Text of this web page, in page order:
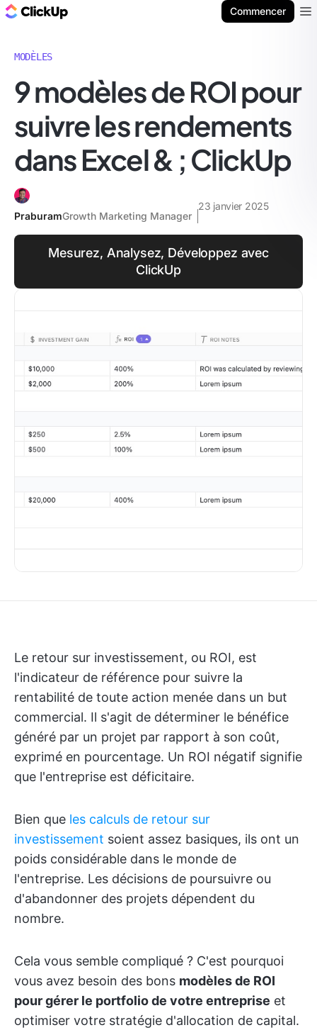
Commencer
MODÈLES
9 modèles de ROI pour
suivre les rendements
dans Excel & ; ClickUp
PraburamGrowth Marketing Manager
23 janvier 2025
Mesurez, Analysez, Développez avec
ClickUp
Le retour sur investissement, ou ROI, est
l'indicateur de référence pour suivre la
rentabilité de toute action menée dans un but
commercial. Il s'agit de déterminer le bénéfice
généré par un projet par rapport à son coût,
exprimé en pourcentage. Un ROI négatif signifie
que l'entreprise est déficitaire.
Bien que les calculs de retour sur
investissement soient assez basiques, ils ont un
poids considérable dans le monde de
l'entreprise. Les décisions de poursuivre ou
d'abandonner des projets dépendent du
nombre.
Cela vous semble compliqué ? C'est pourquoi
vous avez besoin des bons modèles de ROI
pour gérer le portfolio de votre entreprise et
optimiser votre stratégie d'allocation de capital.